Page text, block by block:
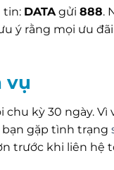
tin: DATAgửi 888.
ý rằng mọi ưu
vụ
kỳ 30 ngày. Vì
gặp tình trạng
trước khi liên hệ